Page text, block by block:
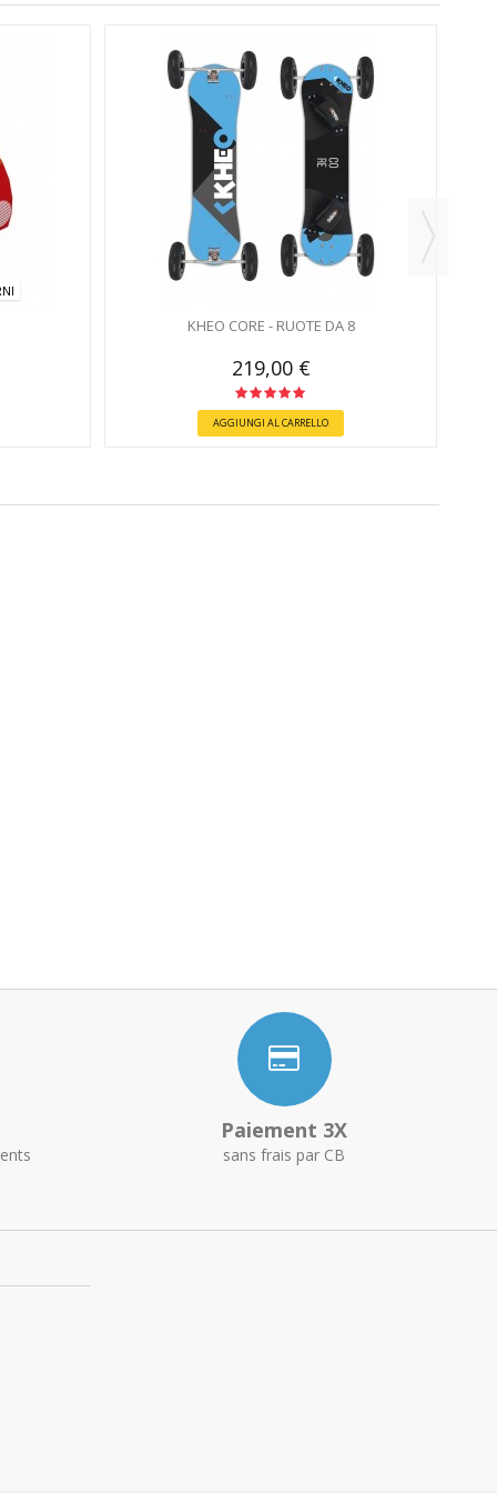
KHEO CORE - RUOTE DA 8
219,00 €
AGGIUNGI AL CARRELLO
Paiement 3X
sans frais par CB